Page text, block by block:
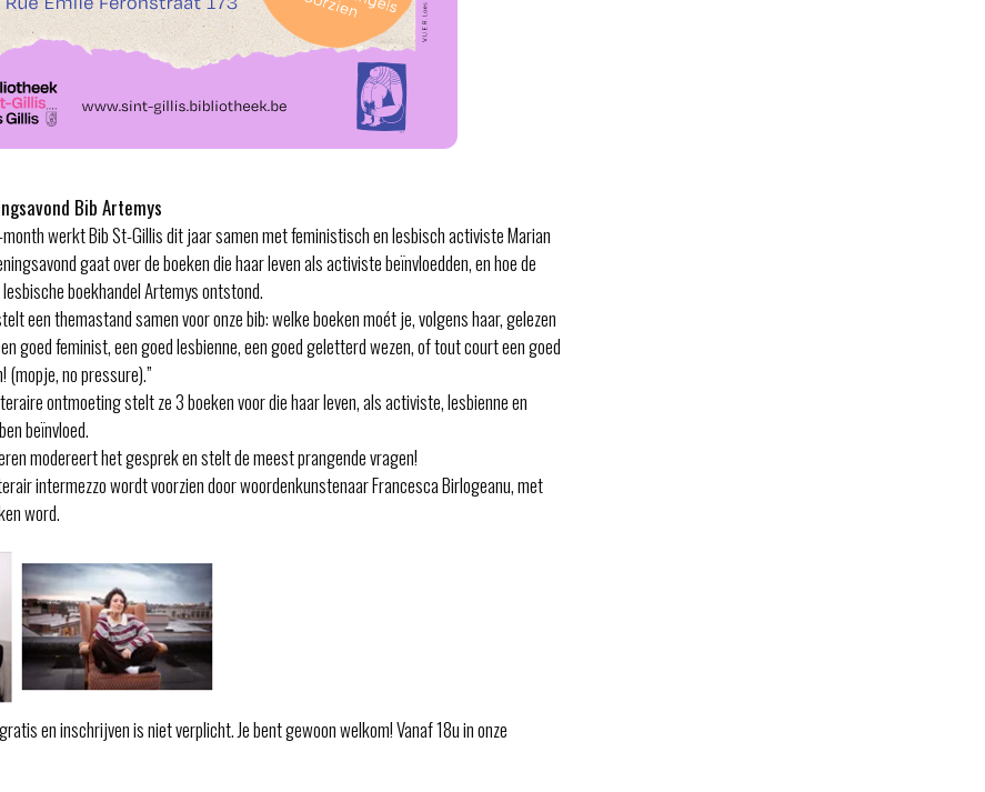
Bib Artemys
month werkt Bib St-Gillis dit jaar samen met feministisch en lesbisch activiste Marian
gaat over de boeken die haar leven als activiste beïnvloedden, en hoe de
boekhandel Artemys ontstond.
een themastand samen voor onze bib: welke boeken moét je, volgens haar, gelezen
goed feminist, een goed lesbienne, een goed geletterd wezen, of tout court een goed
(mopje, no pressure).”
ontmoeting stelt ze 3 boeken voor die haar leven, als activiste, lesbienne en
beïnvloed.
modereert het gesprek en stelt de meest prangende vragen!
intermezzo wordt voorzien door woordenkunstenaar Francesca Birlogeanu, met
word.
en inschrijven is niet verplicht. Je bent gewoon welkom! Vanaf 18u in onze